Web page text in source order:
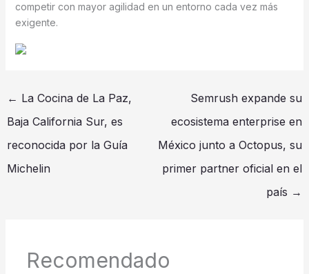
competir con mayor agilidad en un entorno cada vez más
exigente.
← La Cocina de La Paz,
Baja California Sur, es
reconocida por la Guía
Michelin
Semrush expande su
ecosistema enterprise en
México junto a Octopus, su
primer partner oficial en el
país →
Recomendado